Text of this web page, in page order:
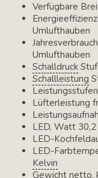
Verfügbare
Umlufthauben
Umlufthauben
Schalldruck
Schallleistung
Lüfterleistung
LED, Watt 30,2
LED-
LED-
Kelvin
Gewicht netto,